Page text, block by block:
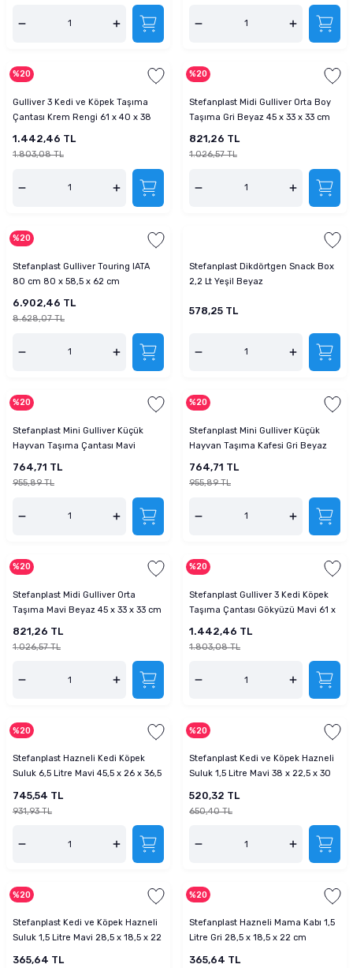
%20
Gulliver 3 Kedi ve Köpek Taşıma
Çantası Krem Rengi 61 x 40 x 38
1.442,46 TL
1.803,08 TL
%20
Stefanplast Midi Gulliver Orta Boy
Taşıma Gri Beyaz 45 x 33 x 33 cm
821,26 TL
1.026,57 TL
%20
Stefanplast Gulliver Touring IATA
80 cm 80 x 58,5 x 62 cm
6.902,46 TL
8.628,07 TL
Stefanplast Dikdörtgen Snack Box
2,2 Lt Yeşil Beyaz
578,25 TL
%20
Stefanplast Mini Gulliver Küçük
Hayvan Taşıma Çantası Mavi
764,71 TL
955,89 TL
%20
Stefanplast Mini Gulliver Küçük
Hayvan Taşıma Kafesi Gri Beyaz
764,71 TL
955,89 TL
%20
Stefanplast Midi Gulliver Orta
Taşıma Mavi Beyaz 45 x 33 x 33 cm
821,26 TL
1.026,57 TL
%20
Stefanplast Gulliver 3 Kedi Köpek
Taşıma Çantası Gökyüzü Mavi 61 x
1.442,46 TL
1.803,08 TL
%20
Stefanplast Hazneli Kedi Köpek
Suluk 6,5 Litre Mavi 45,5 x 26 x 36,5
745,54 TL
931,93 TL
%20
Stefanplast Kedi ve Köpek Hazneli
Suluk 1,5 Litre Mavi 38 x 22,5 x 30
520,32 TL
650,40 TL
%20
Stefanplast Kedi ve Köpek Hazneli
Suluk 1,5 Litre Mavi 28,5 x 18,5 x 22
365,64 TL
%20
Stefanplast Hazneli Mama Kabı 1,5
Litre Gri 28,5 x 18,5 x 22 cm
365,64 TL